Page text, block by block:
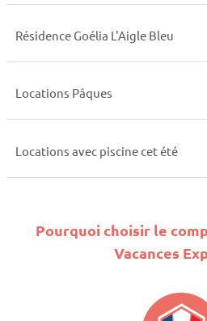
Résidence Goélia L'Aigle Bleu
Locations Pâques
Locations avec piscine cet été
Pourquoi choisir le
Vacances